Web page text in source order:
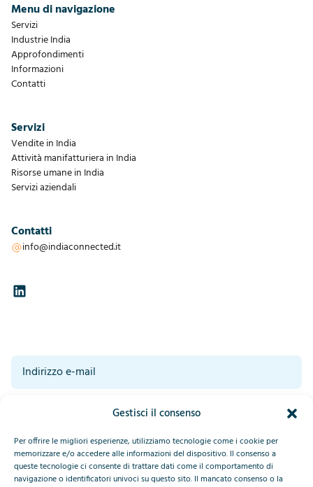
Gestisci il consenso
Per offrire le migliori esperienze, utilizziamo tecnologie come i cookie per
memorizzare e/o accedere alle informazioni del dispositivo. Il consenso a
queste tecnologie ci consente di trattare dati come il comportamento di
navigazione o identificatori univoci su questo sito. Il mancato consenso o la
Menu di navigazione
Servizi
Industrie India
Approfondimenti
Informazioni
Contatti
Servizi
Vendite in India
Attività manifatturiera in India
Risorse umane in India
Servizi aziendali
Contatti
info@indiaconnected.it
Acconsento al trattamento dei miei dati da parte di IndiaConnected.
Leggete la nostra dichiarazione sulla privacy in fondo a questa pagina.*
*
Invia
This site is protected by reCAPTCHA and the GooglePrivacy Policy